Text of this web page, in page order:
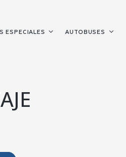
ESPECIALES AUTOBUSES